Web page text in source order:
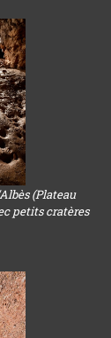
(Plateau
petits cratères